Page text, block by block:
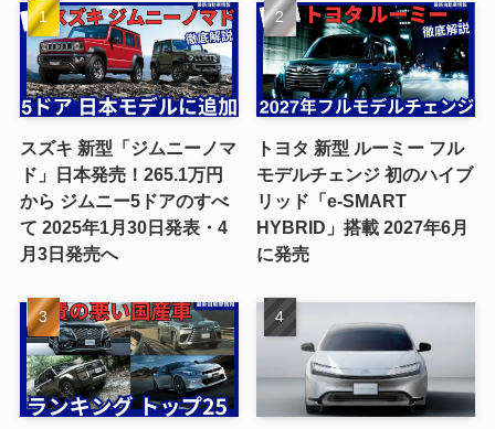
スズキ 新型「ジムニーノマ
ド」日本発売！265.1万円
から ジムニー5ドアのすべ
て 2025年1月30日発表・4
月3日発売へ
トヨタ 新型 ルーミー フル
モデルチェンジ 初のハイブ
リッド「e-SMART
HYBRID」搭載 2027年6月
に発売